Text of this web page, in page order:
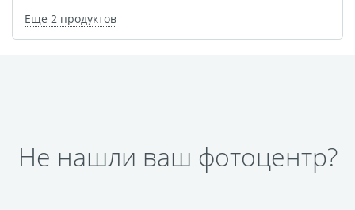
Для животных
Фото на медальнице
Портсигар
Портмоне
Еще 2 продуктов
Не нашли ваш фотоцентр?